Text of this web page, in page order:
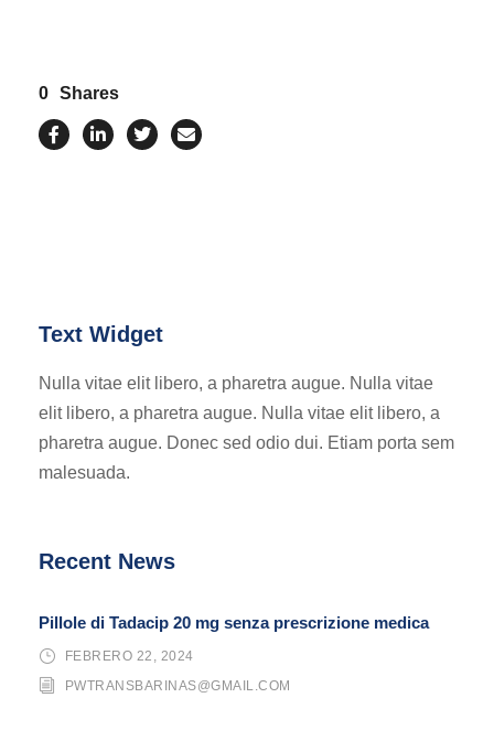
0 Shares
Text Widget
Nulla vitae elit libero, a pharetra augue. Nulla vitae
elit libero, a pharetra augue. Nulla vitae elit libero, a
pharetra augue. Donec sed odio dui. Etiam porta sem
malesuada.
Recent News
Pillole di Tadacip 20 mg senza prescrizione medica
FEBRERO 22, 2024
PWTRANSBARINAS@GMAIL.COM